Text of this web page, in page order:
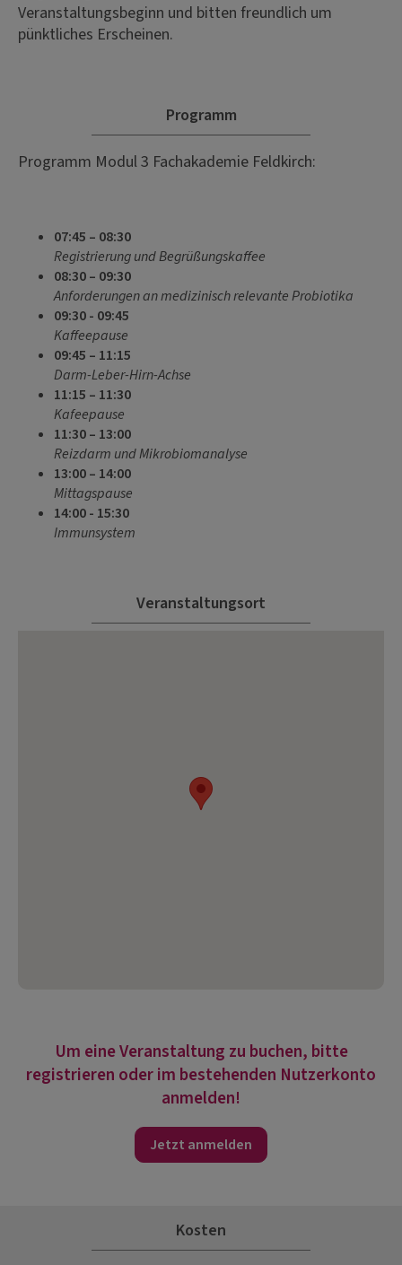
Veranstaltungsbeginn und bitten freundlich um
pünktliches Erscheinen.
Programm
Programm Modul 3 Fachakademie Feldkirch:
07:45 – 08:30
Registrierung und Begrüßungskaffee
08:30 – 09:30
Anforderungen an medizinisch relevante Probiotika
09:30 - 09:45
Kaffeepause
09:45 – 11:15
Darm-Leber-Hirn-Achse
11:15 – 11:30
Kafeepause
11:30 – 13:00
Reizdarm und Mikrobiomanalyse
13:00 – 14:00
Mittagspause
14:00 - 15:30
Immunsystem
Veranstaltungsort
Um eine Veranstaltung zu buchen, bitte
registrieren oder im bestehenden Nutzerkonto
anmelden!
Jetzt anmelden
Kosten